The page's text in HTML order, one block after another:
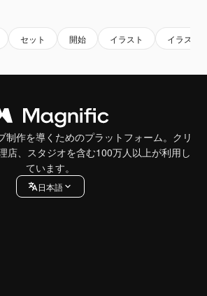
セット 開始 イラスト イラスト
制作を導くためのプラットフォーム。クリ
店、スタジオを含む100万人以上が利用し
ています。
日本語